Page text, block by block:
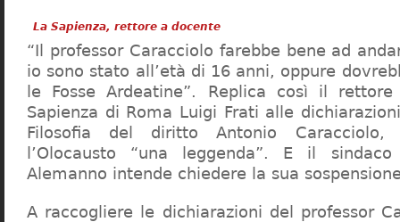
La Sapienza, rettore a docente
“Il professor Caracciolo farebbe bene ad
io sono stato all’età di 16 anni, oppure
le Fosse Ardeatine”. Replica così il rettore
Sapienza di Roma Luigi Frati alle
Filosofia del diritto Antonio
l’Olocausto “una leggenda”. E il
Alemanno intende chiedere la sua
A raccogliere le dichiarazioni del professor